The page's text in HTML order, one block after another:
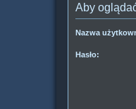
Aby
Nazwa
Hasło: